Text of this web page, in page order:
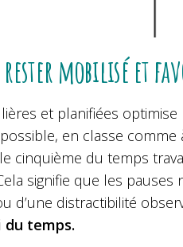
rester mobilisé et
et planifiées
en classe comme
cinquième du temps
signifie que les
d’une distractibilité
du temps.